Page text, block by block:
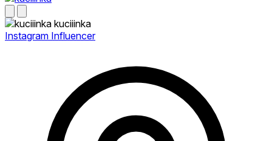
kuciiinka
Instagram Influencer